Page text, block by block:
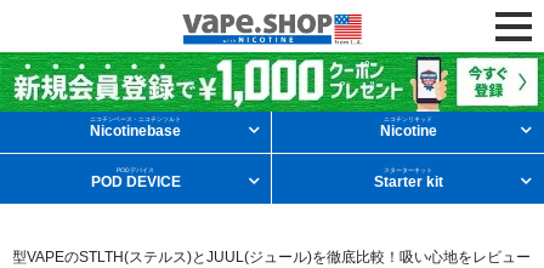
ニコチンリキッドを条件から探す
ニコチンベース・ニコチンソルト
Nicotinebase
ニコチンリキッド
Nicotine
PODデバイス
POD DEVICE
スターターキット
Starter kit
型VAPEのSTLTH(ステルス)とJUUL(ジュール)を徹底比較！吸い心地をレビュー